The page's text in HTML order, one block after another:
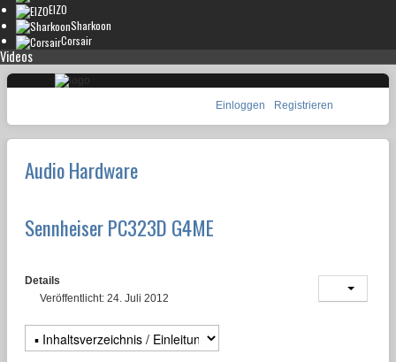
EIZO
Sharkoon
Corsair
Videos
Einloggen Registrieren
Audio Hardware
Sennheiser PC323D G4ME
Details
Veröffentlicht: 24. Juli 2012